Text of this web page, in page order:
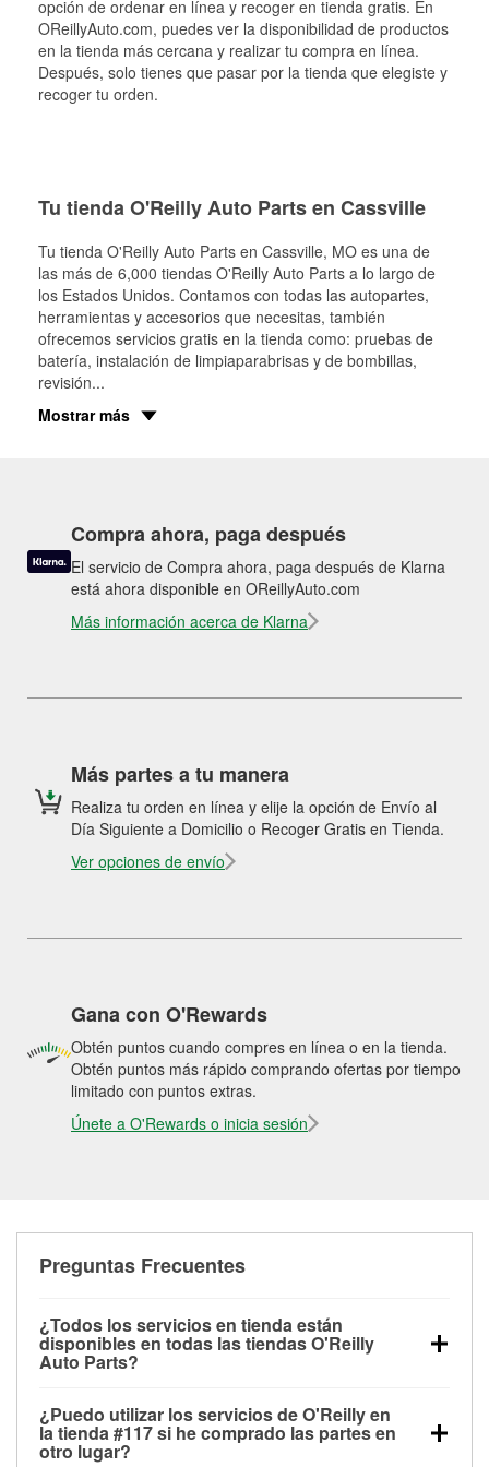
opción de ordenar en línea y recoger en tienda gratis. En
OReillyAuto.com, puedes ver la disponibilidad de productos
en la tienda más cercana y realizar tu compra en línea.
Después, solo tienes que pasar por la tienda que elegiste y
recoger tu orden.
Tu tienda O'Reilly Auto Parts en Cassville
Tu tienda O'Reilly Auto Parts en Cassville, MO es una de
las más de 6,000 tiendas O'Reilly Auto Parts a lo largo de
los Estados Unidos. Contamos con todas las autopartes,
herramientas y accesorios que necesitas, también
ofrecemos servicios gratis en la tienda como: pruebas de
batería, instalación de limpiaparabrisas y de bombillas,
revisión...
Mostrar más
Compra ahora, paga después
El servicio de Compra ahora, paga después de Klarna
está ahora disponible en OReillyAuto.com
Más información acerca de Klarna
Más partes a tu manera
Realiza tu orden en línea y elije la opción de Envío al
Día Siguiente a Domicilio o Recoger Gratis en Tienda.
Ver opciones de envío
Gana con O'Rewards
Obtén puntos cuando compres en línea o en la tienda.
Obtén puntos más rápido comprando ofertas por tiempo
limitado con puntos extras.
Únete a O'Rewards o inicia sesión
Preguntas Frecuentes
¿Todos los servicios en tienda están
disponibles en todas las tiendas O'Reilly
Auto Parts?
las pruebas de batería, pruebas de alternador y
motor de arranque, revisión de la luz “Check Engine”
¿Puedo utilizar los servicios de O'Reilly en
la tienda #117 si he comprado las partes en
otro lugar?